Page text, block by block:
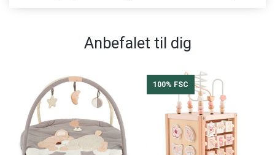
Anbefalet til dig
100% FSC